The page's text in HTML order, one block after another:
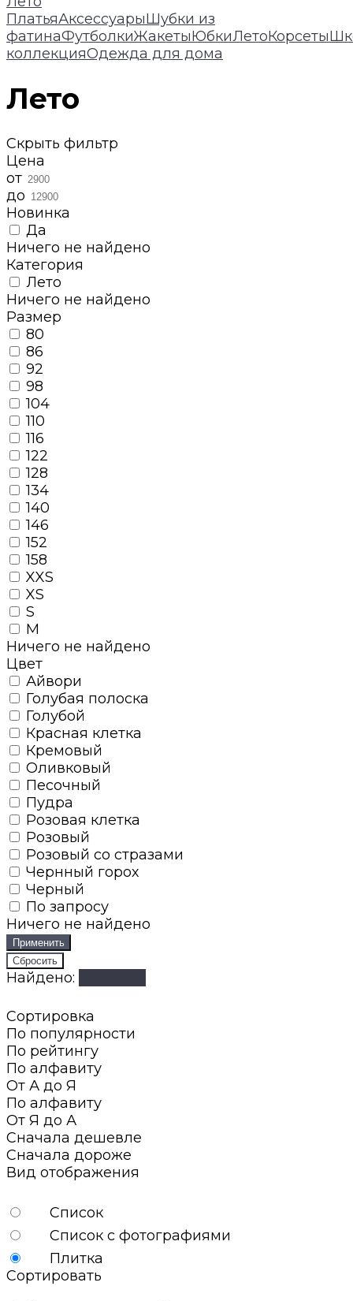
ПлатьяАксессуарыШубки из
фатинаФутболкиЖакетыЮбкиЛетоКорсеты
коллекцияОдежда для дома
Лето
Скрыть фильтр
Цена
от
до
Новинка
Да
Ничего не найдено
Категория
Лето
Ничего не найдено
Размер
80
86
92
98
104
110
116
122
128
134
140
146
152
158
XXS
XS
S
M
Ничего не найдено
Цвет
Айвори
Голубая полоска
Голубой
Красная клетка
Кремовый
Оливковый
Песочный
Пудра
Розовая клетка
Розовый
Розовый со стразами
Чернный горох
Черный
По запросу
Ничего не найдено
Найдено:
Сортировка
По популярности
По рейтингу
По алфавиту
От А до Я
По алфавиту
От Я до А
Сначала дешевле
Сначала дороже
Вид отображения
Список
Список с фотографиями
Плитка
Сортировать